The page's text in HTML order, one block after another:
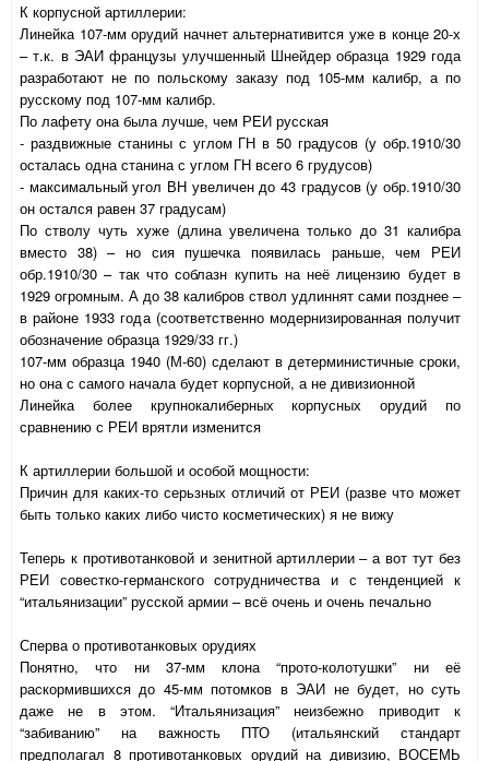
К корпусной артиллерии:
Линейка 107-мм орудий начнет альтернативится уже в конце 20-х
– т.к. в ЭАИ французы улучшенный Шнейдер образца 1929 года
разработают не по польскому заказу под 105-мм калибр, а по
русскому под 107-мм калибр.
По лафету она была лучше, чем РЕИ русская
- раздвижные станины с углом ГН в 50 градусов (у обр.1910/30
осталась одна станина с углом ГН всего 6 грудусов)
- максимальный угол ВН увеличен до 43 градусов (у обр.1910/30
он остался равен 37 градусам)
По стволу чуть хуже (длина увеличена только до 31 калибра
вместо 38) – но сия пушечка появилась раньше, чем РЕИ
обр.1910/30 – так что соблазн купить на неё лицензию будет в
1929 огромным. А до 38 калибров ствол удлиннят сами позднее –
в районе 1933 года (соответственно модернизированная получит
обозначение образца 1929/33 гг.)
107-мм образца 1940 (М-60) сделают в детерминистичные сроки,
но она с самого начала будет корпусной, а не дивизионной
Линейка более крупнокалиберных корпусных орудий по
сравнению с РЕИ врятли изменится
К артиллерии большой и особой мощности:
Причин для каких-то серьзных отличий от РЕИ (разве что может
быть только каких либо чисто косметических) я не вижу
Теперь к противотанковой и зенитной артиллерии – а вот тут без
РЕИ совестко-германского сотрудничества и с тенденцией к
“итальянизации” русской армии – всё очень и очень печально
Сперва о противотанковых орудиях
Понятно, что ни 37-мм клона “прото-колотушки” ни её
раскормившихся до 45-мм потомков в ЭАИ не будет, но суть
даже не в этом. “Итальянизация” неизбежно приводит к
“забиванию” на важность ПТО (итальянский стандарт
предполагал 8 противотанковых орудий на дивизию, ВОСЕМЬ